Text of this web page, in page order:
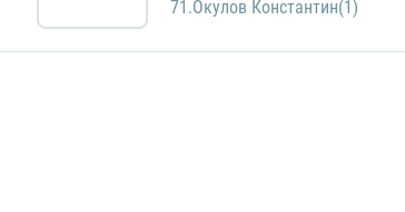
71.Окулов Константин(1)